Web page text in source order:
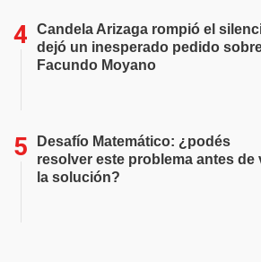
Candela Arizaga rompió el
dejó un inesperado pedido
Facundo Moyano
Desafío Matemático: ¿podés
resolver este problema antes de
la solución?